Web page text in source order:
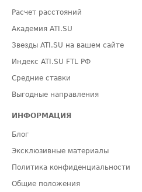
Расчет расстояний
Академия ATI.SU
Звезды ATI.SU на вашем сайте
Индекс ATI.SU FTL РФ
Средние ставки
Выгодные направления
ИНФОРМАЦИЯ
Блог
Эксклюзивные материалы
Политика конфиденциальности
Общие положения